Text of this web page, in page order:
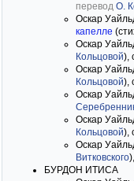
перевод О.
Оскар
капелле
Оскар
Кольцовой),
Оскар
Кольцовой),
Оскар
Оскар
Кольцовой),
Оскар
Витковского
БУРДОН ИТИСА